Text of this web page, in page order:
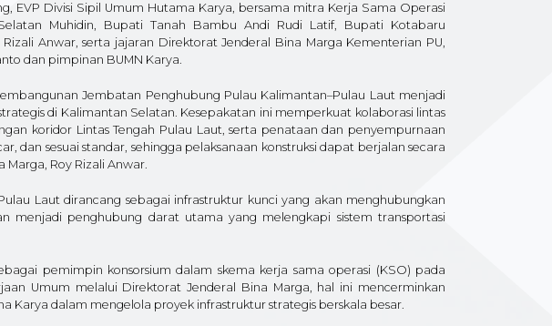
EVP Divisi Sipil Umum Hutama Karya, bersama mitra Kerja Sama Operasi
Muhidin, Bupati Tanah Bambu Andi Rudi Latif, Bupati Kotabaru
Anwar, serta jajaran Direktorat Jenderal Bina Marga Kementerian PU,
dan pimpinan BUMN Karya.
Jembatan Penghubung Pulau Kalimantan–Pulau Laut menjadi
di Kalimantan Selatan. Kesepakatan ini memperkuat kolaborasi lintas
koridor Lintas Tengah Pulau Laut, serta penataan dan penyempurnaan
dan sesuai standar, sehingga pelaksanaan konstruksi dapat berjalan secara
Roy Rizali Anwar.
Laut dirancang sebagai infrastruktur kunci yang akan menghubungkan
menjadi penghubung darat utama yang melengkapi sistem transportasi
pemimpin konsorsium dalam skema kerja sama operasi (KSO) pada
Umum melalui Direktorat Jenderal Bina Marga, hal ini mencerminkan
dalam mengelola proyek infrastruktur strategis berskala besar.